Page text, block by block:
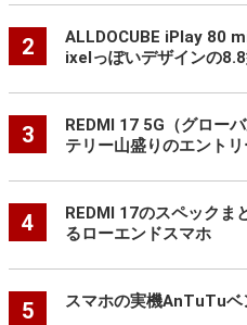
2
ALLDOCUBE iPlay 80
ixelっぽいデザインの
3
REDMI 17 5G（グロー
テリー山盛りのエント
4
REDMI 17のスペックま
るローエンドスマホ
5 スマホの実機AnTuTu